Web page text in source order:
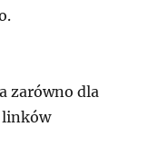
zarówno dla
linków